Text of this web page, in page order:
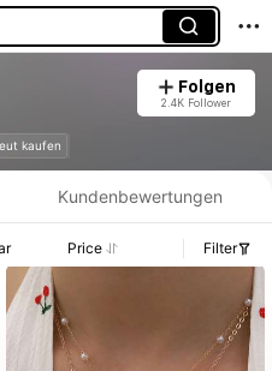
Folgen
2.4K Follower
kaufen
und Lagerbestandsdetails.
Kundenbewertungen
Price Filter